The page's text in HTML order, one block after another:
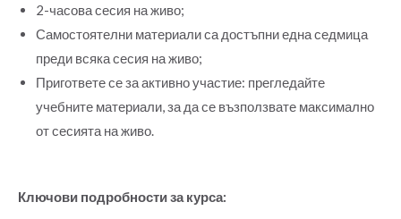
2-часова сесия на живо;
Самостоятелни материали са достъпни една седмица
преди всяка сесия на живо;
Пригответе се за активно участие: прегледайте
учебните материали, за да се възползвате максимално
от сесията на живо.
Ключови подробности за курса: